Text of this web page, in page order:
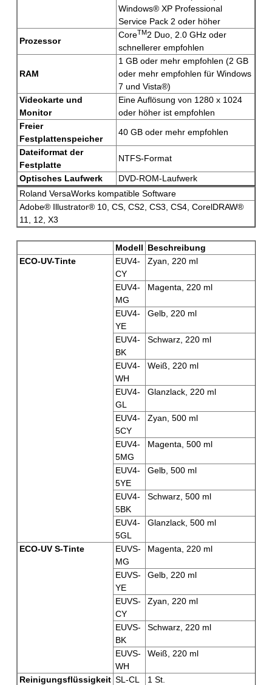
Windows® XP Professional
Service Pack 2 oder höher
Prozessor
CoreTM2 Duo, 2.0 GHz oder
schnellerer empfohlen
RAM
1 GB oder mehr empfohlen (2 GB
oder mehr empfohlen für Windows
7 und Vista®)
Videokarte und
Monitor
Eine Auflösung von 1280 x 1024
oder höher ist empfohlen
Freier
Festplattenspeicher
40 GB oder mehr empfohlen
Dateiformat der
Festplatte
NTFS-Format
Optisches Laufwerk
DVD-ROM-Laufwerk
Roland VersaWorks kompatible Software
Adobe® Illustrator® 10, CS, CS2, CS3, CS4, CorelDRAW®
11, 12, X3
Modell Beschreibung
ECO-UV-Tinte
EUV4-
CY
Zyan, 220 ml
EUV4-
MG
Magenta, 220 ml
EUV4-
YE
Gelb, 220 ml
EUV4-
BK
Schwarz, 220 ml
EUV4-
WH
Weiß, 220 ml
EUV4-
GL
Glanzlack, 220 ml
EUV4-
5CY
Zyan, 500 ml
EUV4-
5MG
Magenta, 500 ml
EUV4-
5YE
Gelb, 500 ml
EUV4-
5BK
Schwarz, 500 ml
EUV4-
5GL
Glanzlack, 500 ml
ECO-UV S-Tinte
EUVS-
MG
Magenta, 220 ml
EUVS-
YE
Gelb, 220 ml
EUVS-
CY
Zyan, 220 ml
EUVS-
BK
Schwarz, 220 ml
EUVS-
WH
Weiß, 220 ml
Reinigungsflüssigkeit SL-CL
1 St.